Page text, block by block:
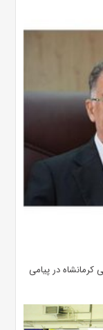
در پیامی